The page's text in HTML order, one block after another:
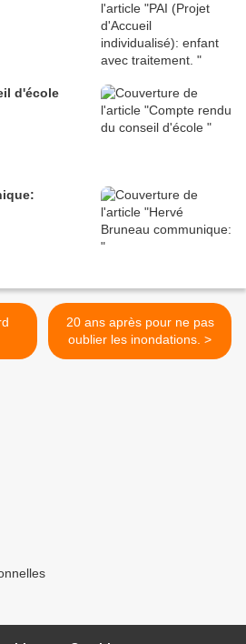
d'école
20 ans après pour ne pas
oublier les inondations. >